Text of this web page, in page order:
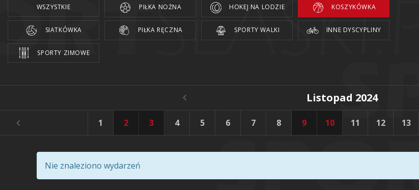
WSZYSTKIE PIŁKA NOŻNA HOKEJ NA LODZIE KOSZYKÓWKA
SIATKÓWKA PIŁKA RĘCZNA SPORTY WALKI INNE DYSCYPLINY
SPORTY ZIMOWE
Listopad 2024
1 2 3 4 5 6 7 8 9 10 11 12 13
Nie znaleziono wydarzeń